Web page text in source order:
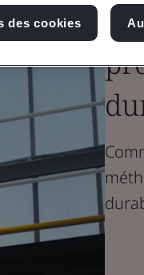
des cookies